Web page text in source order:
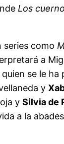
Los
series como
a
quien se le
y
y Silvia de
a la